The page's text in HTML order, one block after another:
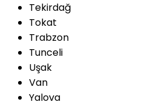
Tekirdağ
Tokat
Trabzon
Tunceli
Uşak
Van
Yalova